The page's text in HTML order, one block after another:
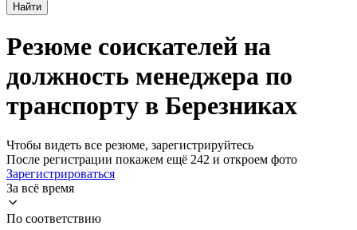
Найти
Резюме соискателей на
должность менеджера по
транспорту в Березниках
Чтобы видеть все резюме, зарегистрируйтесь
После регистрации покажем ещё 242 и откроем фото
Зарегистрироваться
За всё время
По соответствию